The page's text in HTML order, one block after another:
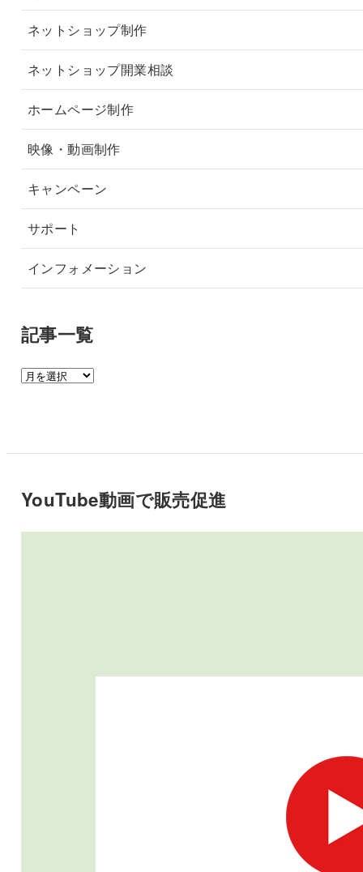
ネットショップ制作
ネットショップ開業相談
ホームページ制作
映像・動画制作
キャンペーン
サポート
インフォメーション
記事一覧
記
YouTube動画で販売促進